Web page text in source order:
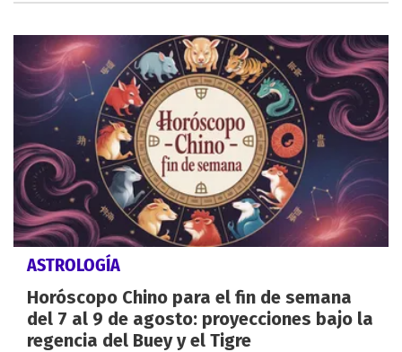
ASTROLOGÍA
Horóscopo Chino para el fin de semana
del 7 al 9 de agosto: proyecciones bajo la
regencia del Buey y el Tigre